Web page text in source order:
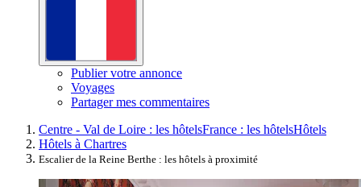
Publier votre annonce
Voyages
Partager mes commentaires
Centre - Val de Loire : les hôtelsFrance : les hôtelsHôtels
Hôtels à Chartres
Escalier de la Reine Berthe : les hôtels à proximité